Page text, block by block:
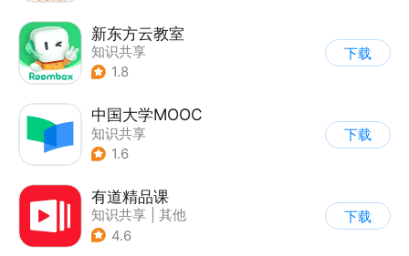
新东方云教室
知识共享
1.8
下载
中国大学MOOC
知识共享
1.6
下载
有道精品课
知识共享
其他
4.6
下载